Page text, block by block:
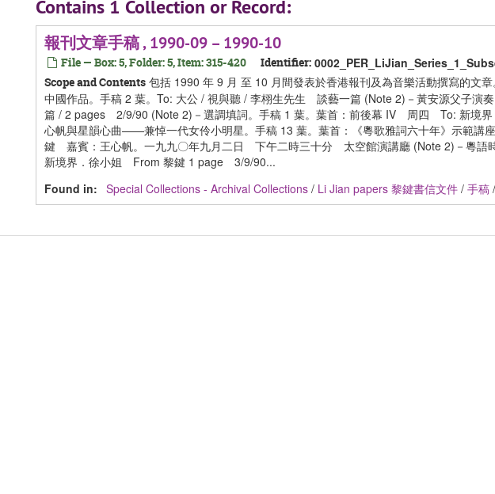
Contains 1 Collection or Record:
報刊文章手稿 , 1990-09 – 1990-10
File — Box: 5, Folder: 5, Item: 315-420 Identifier:
Scope and Contents 包括 1990 年 9 月 至 10 月間發表於香港報刊及為音樂活動撰寫的文
中國作品。手稿 2 葉。To: 大公 / 視與聽 / 李栩生先生 談藝一篇 (Note 2)－黃安源父子演
篇 / 2 pages 2/9/90 (Note 2)－選調填詞。手稿 1 葉。葉首：前後幕 IV 周四 To: 新境
心帆與星韻心曲——兼悼一代女伶小明星。手稿 13 葉。葉首：《粵歌雅詞六十年》示範
鍵 嘉賓：王心帆。一九九〇年九月二日 下午二時三十分 太空館演講廳 (Note 2)－粵
新境界．徐小姐 From 黎鍵 1 page 3/9/90...
Found in: Special Collections - Archival Collections / Li Jian papers 黎鍵書信文件 / 手稿 /